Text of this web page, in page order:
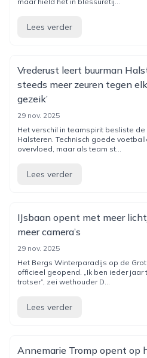
Lees verder
Vrederust leert buurman
steeds meer zeuren tegen
gezeik’
29 nov. 2025
Het verschil in teamspirit besliste
Halsteren. Technisch goede
overvloed, maar als team st...
Lees verder
IJsbaan opent met meer
meer camera’s
29 nov. 2025
Het Bergs Winterparadijs op de
officieel geopend. „Ik ben ieder jaar
trotser”, zei wethouder D...
Lees verder
Annemarie Tromp opent op